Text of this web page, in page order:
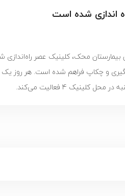
اندازی شده است
محک، کلینیک عصر
پیگیری و چکاپ فراهم شده است. هر